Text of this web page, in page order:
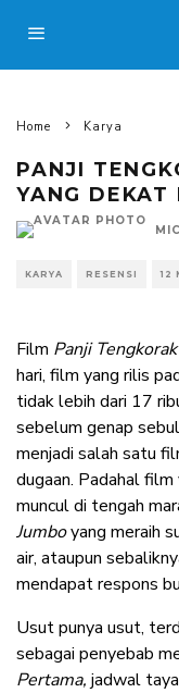
Home Karya
PANJI
YANG DEKAT
KARYA RESENSI 12
Film Panji Tengkorak
hari, film yang rilis
tidak lebih dari 17
sebelum genap
menjadi salah satu
dugaan. Padahal
muncul di tengah
Jumboyang meraih
air, ataupun
mendapat respons
Usut punya usut,
sebagai penyebab
Pertama, jadwal